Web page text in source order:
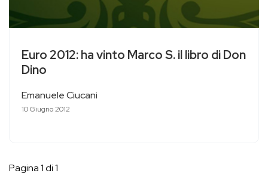
Euro 2012: ha vinto Marco S. il libro di Don
Dino
Emanuele Ciucani
10 Giugno 2012
Pagina 1 di 1